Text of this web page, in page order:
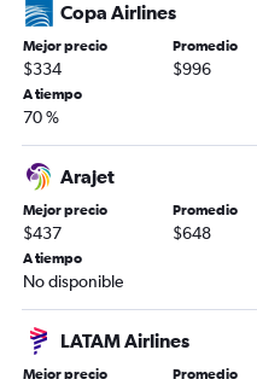
Copa Airlines
Mejor precio
$334
Promedio
$996
A tiempo
70 %
Arajet
Mejor precio
$437
Promedio
$648
A tiempo
No disponible
LATAM Airlines
Mejor precio Promedio